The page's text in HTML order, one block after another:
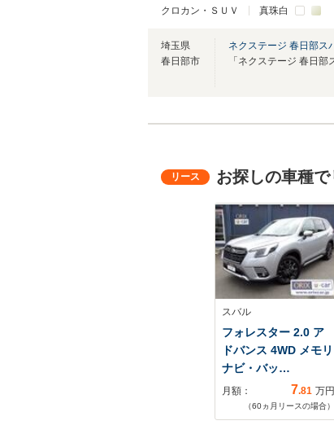
クロカン・ＳＵＶ 真珠白
埼玉県
春日部市
ネクステージ 春日部ス
お探しの車種
スバル
フォレスター 2.0 ア
ドバンス 4WD メモリ
ナビ・バッ…
月額： 7.81 万円
（60ヵ月リースの場合）